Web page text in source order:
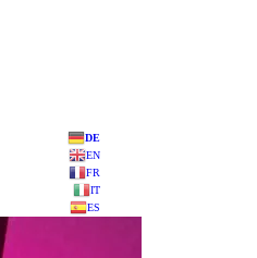
DE
EN
FR
IT
ES